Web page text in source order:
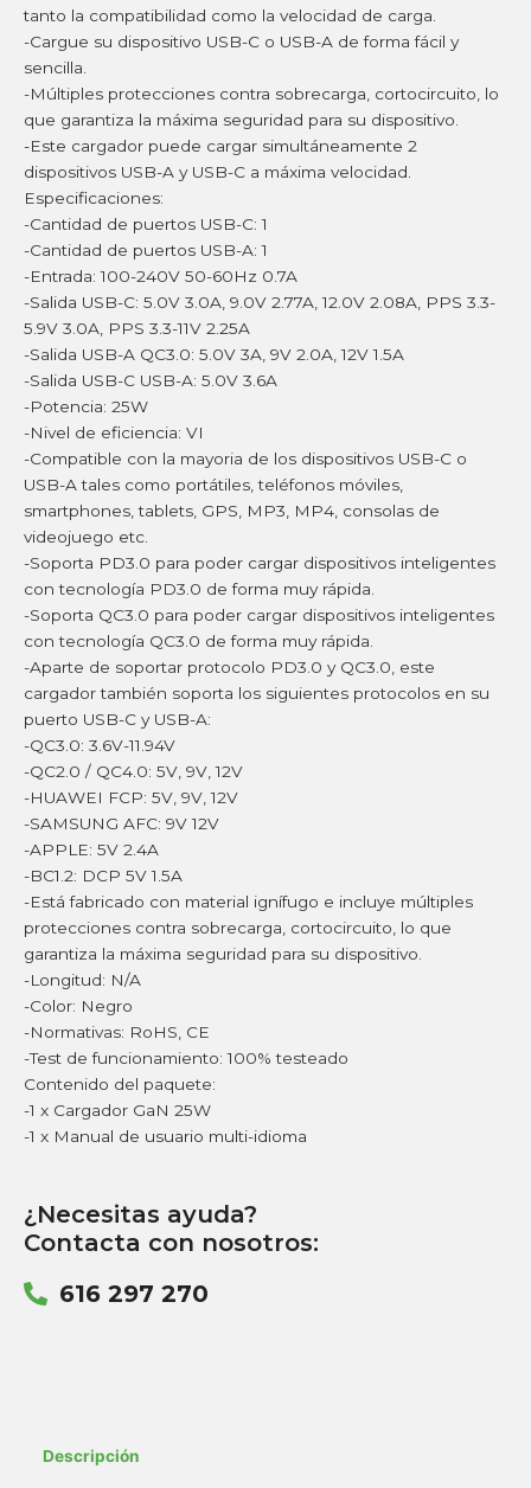
tanto la compatibilidad como la velocidad de carga.
-Cargue su dispositivo USB-C o USB-A de forma fácil y
sencilla.
-Múltiples protecciones contra sobrecarga, cortocircuito, lo
que garantiza la máxima seguridad para su dispositivo.
-Este cargador puede cargar simultáneamente 2
dispositivos USB-A y USB-C a máxima velocidad.
Especificaciones:
-Cantidad de puertos USB-C: 1
-Cantidad de puertos USB-A: 1
-Entrada: 100-240V 50-60Hz 0.7A
-Salida USB-C: 5.0V 3.0A, 9.0V 2.77A, 12.0V 2.08A, PPS 3.3-
5.9V 3.0A, PPS 3.3-11V 2.25A
-Salida USB-A QC3.0: 5.0V 3A, 9V 2.0A, 12V 1.5A
-Salida USB-C USB-A: 5.0V 3.6A
-Potencia: 25W
-Nivel de eficiencia: VI
-Compatible con la mayoria de los dispositivos USB-C o
USB-A tales como portátiles, teléfonos móviles,
smartphones, tablets, GPS, MP3, MP4, consolas de
videojuego etc.
-Soporta PD3.0 para poder cargar dispositivos inteligentes
con tecnología PD3.0 de forma muy rápida.
-Soporta QC3.0 para poder cargar dispositivos inteligentes
con tecnología QC3.0 de forma muy rápida.
-Aparte de soportar protocolo PD3.0 y QC3.0, este
cargador también soporta los siguientes protocolos en su
puerto USB-C y USB-A:
-QC3.0: 3.6V-11.94V
-QC2.0 / QC4.0: 5V, 9V, 12V
-HUAWEI FCP: 5V, 9V, 12V
-SAMSUNG AFC: 9V 12V
-APPLE: 5V 2.4A
-BC1.2: DCP 5V 1.5A
-Está fabricado con material ignífugo e incluye múltiples
protecciones contra sobrecarga, cortocircuito, lo que
garantiza la máxima seguridad para su dispositivo.
-Longitud: N/A
-Color: Negro
-Normativas: RoHS, CE
-Test de funcionamiento: 100% testeado
Contenido del paquete:
-1 x Cargador GaN 25W
-1 x Manual de usuario multi-idioma
¿Necesitas ayuda?
Contacta con nosotros:
616 297 270
Descripción